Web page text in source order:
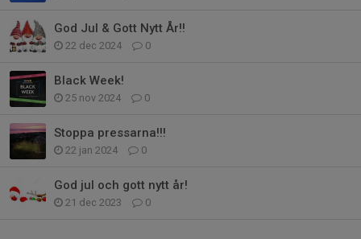
God Jul & Gott Nytt År!!
22 dec 2024 0
Black Week!
25 nov 2024 0
Stoppa pressarna!!!
22 jan 2024 0
God jul och gott nytt år!
21 dec 2023 0